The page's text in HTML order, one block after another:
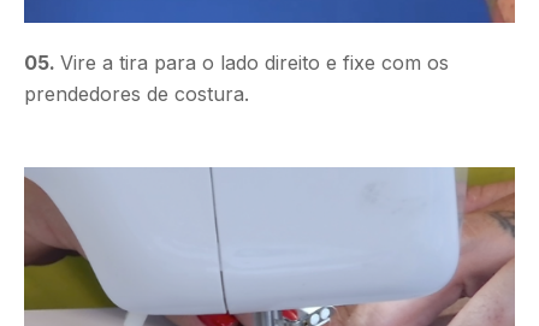
05. Vire a tira para o lado direito e fixe com os
prendedores de costura.